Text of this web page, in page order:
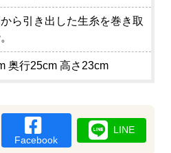
ら引き出した生糸を巻き取
奥行25cm 高さ23cm
Facebook
LINE